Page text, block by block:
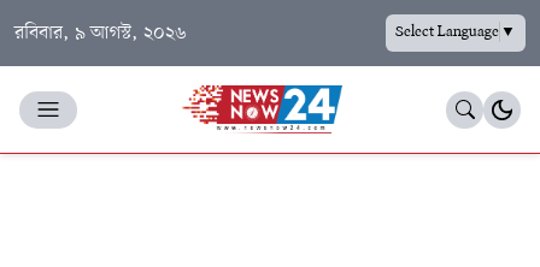
রবিবার, ৯ আগস্ট, ২০২৬ Select Language▼